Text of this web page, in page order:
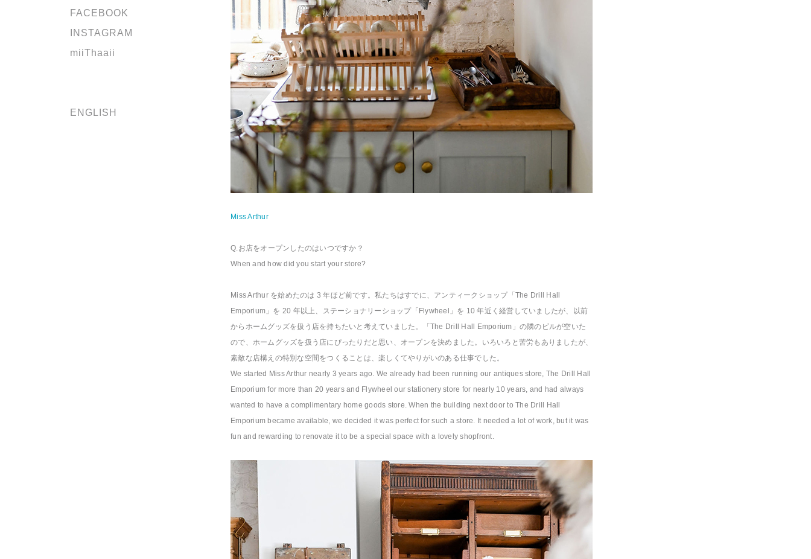
FACEBOOK
INSTAGRAM
miiThaaii
ENGLISH
Miss Arthur
Q.お店をオープンしたのはいつですか？
When and how did you start your store?
Miss Arthur を始めたのは 3 年ほど前です。私たちはすでに、アンティークショップ「The Drill Hall
Emporium」を 20 年以上、ステーショナリーショップ「Flywheel」を 10 年近く経営していましたが、以前
からホームグッズを扱う店を持ちたいと考えていました。「The Drill Hall Emporium」の隣のビルが空いた
ので、ホームグッズを扱う店にぴったりだと思い、オープンを決めました。いろいろと苦労もありましたが、
素敵な店構えの特別な空間をつくることは、楽しくてやりがいのある仕事でした。
We started Miss Arthur nearly 3 years ago. We already had been running our antiques store, The Drill Hall
Emporium for more than 20 years and Flywheel our stationery store for nearly 10 years, and had always
wanted to have a complimentary home goods store. When the building next door to The Drill Hall
Emporium became available, we decided it was perfect for such a store. It needed a lot of work, but it was
fun and rewarding to renovate it to be a special space with a lovely shopfront.